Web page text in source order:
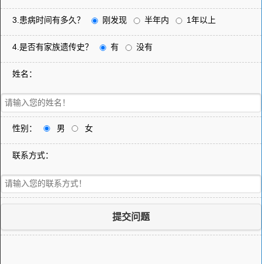
3.患病时间有多久？ 刚发现 半年内 1年以上
4.是否有家族遗传史？ 有 没有
姓名：
性别： 男 女
联系方式：
提交问题